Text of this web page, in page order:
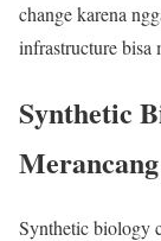
change karena
infrastructure bisa
Synthetic
Synthetic biology